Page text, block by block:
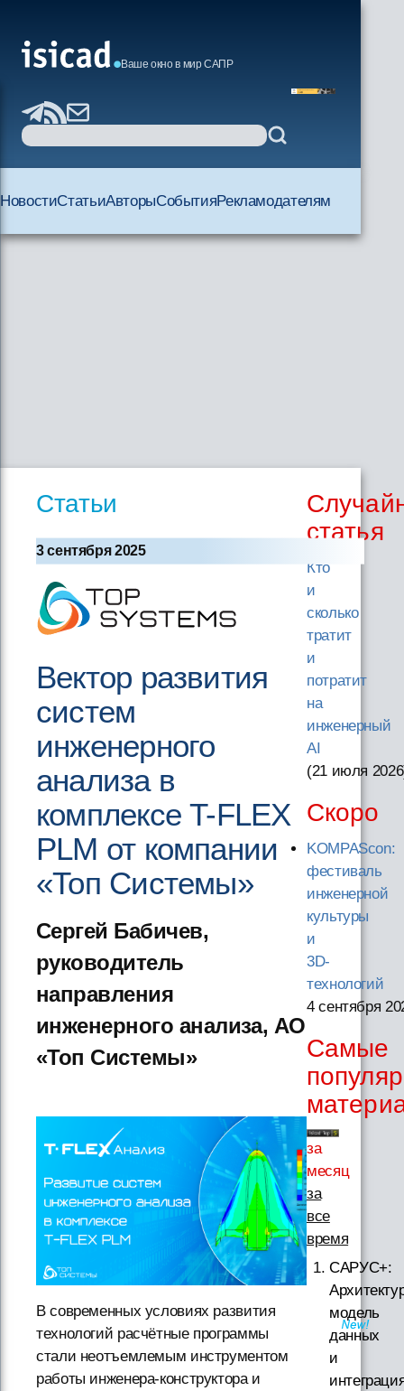
Ваше окно в мир САПР
НовостиСтатьиАвторыСобытияРекламодателям
Статьи
3 сентября 2025
Вектор развития
систем
инженерного
анализа в
комплексе T-FLEX
PLM от компании
«Топ Системы»
Сергей Бабичев,
руководитель
направления
инженерного анализа, АО
«Топ Системы»
В современных условиях развития
технологий расчётные программы
стали неотъемлемым инструментом
работы инженера-конструктора и
статья
Кто
и
сколько
тратит
и
потратит
на
инженерный
AI
(21 июля 2026
Скоро
KOMPAScon:
фестиваль
инженерной
культуры
и
3D-
технологий
4 сентября
Самые
за
месяц
за
все
время
САРУС+:
модель
данных
и